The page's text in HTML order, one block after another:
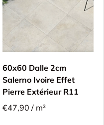
60x60 Dalle 2cm
Salerno Ivoire Effet
Pierre Extérieur R11
€47,90 / m²